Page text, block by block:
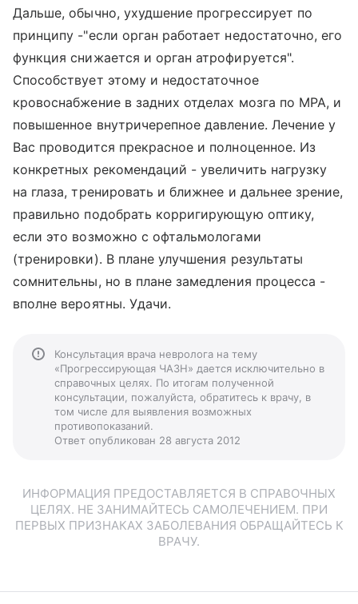
Дальше, обычно, ухудшение прогрессирует по
принципу -"если орган работает недостаточно, его
функция снижается и орган атрофируется".
Способствует этому и недостаточное
кровоснабжение в задних отделах мозга по МРА, и
повышенное внутричерепное давление. Лечение у
Вас проводится прекрасное и полноценное. Из
конкретных рекомендаций - увеличить нагрузку
на глаза, тренировать и ближнее и дальнее зрение,
правильно подобрать корригирующую оптику,
если это возможно с офтальмологами
(тренировки). В плане улучшения результаты
сомнительны, но в плане замедления процесса -
вполне вероятны. Удачи.
Консультация врача невролога на тему
«Прогрессирующая ЧАЗН» дается исключительно в
справочных целях. По итогам полученной
консультации, пожалуйста, обратитесь к врачу, в
том числе для выявления возможных
противопоказаний.
Ответ опубликован 28 августа 2012
ИНФОРМАЦИЯ ПРЕДОСТАВЛЯЕТСЯ В СПРАВОЧНЫХ
ЦЕЛЯХ. НЕ ЗАНИМАЙТЕСЬ САМОЛЕЧЕНИЕМ. ПРИ
ПЕРВЫХ ПРИЗНАКАХ ЗАБОЛЕВАНИЯ ОБРАЩАЙТЕСЬ К
ВРАЧУ.